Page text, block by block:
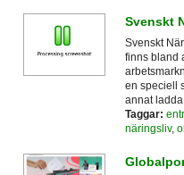
Svenskt
Svenskt
finns bland
en speciell
annat
Taggar:
näringsliv,